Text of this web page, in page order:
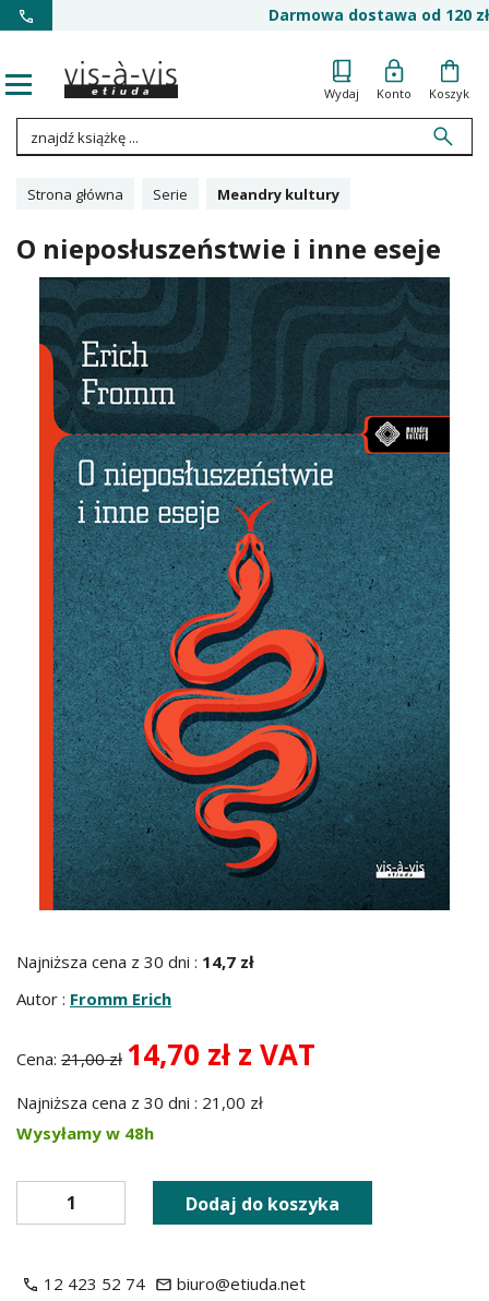
Darmowa dostawa od 120 zł
Wydaj Konto Koszyk
Strona główna Serie Meandry kultury
O nieposłuszeństwie i inne eseje
Najniższa cena z 30 dni : 14,7 zł
Autor : Fromm Erich
Cena: 21,00 zł 14,70 zł z VAT
Najniższa cena z 30 dni : 21,00 zł
Wysyłamy w 48h
Dodaj do koszyka
12 423 52 74 biuro@etiuda.net